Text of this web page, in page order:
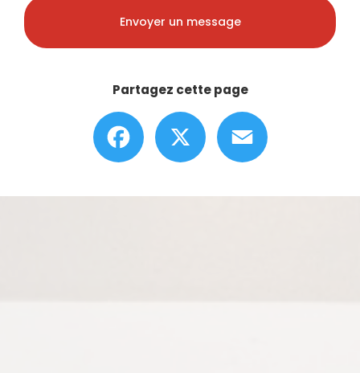
Envoyer un message
Partagez cette page
Facebook